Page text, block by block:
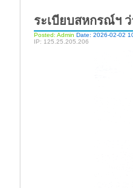
ระเบียบสหกรณ์ฯ
Posted: Admin Date: 2026-02-02
IP: 125.25.205.206